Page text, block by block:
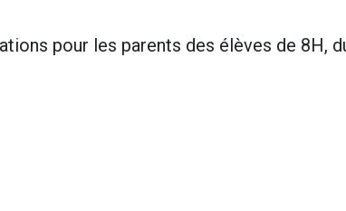
pour les parents des élèves de 8H,